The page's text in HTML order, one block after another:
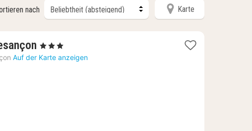
nach Karte
1
Nacht
, 3 Sterne
Auf der Karte anzeigen